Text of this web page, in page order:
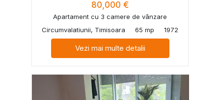
80,000 €
Apartament cu 3 camere de vânzare
Circumvalatiunii, Timisoara
65 mp 1972
Vezi mai multe detalii